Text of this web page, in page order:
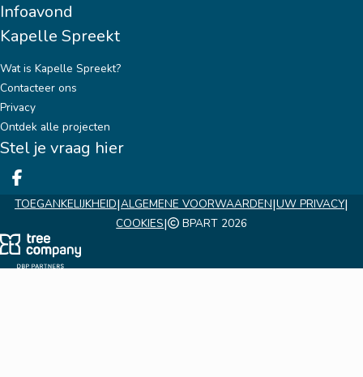
Infoavond
Kapelle Spreekt
Wat is Kapelle Spreekt?
Contacteer ons
Privacy
Ontdek alle projecten
Stel je vraag hier
Deel op facebook
TOEGANKELIJKHEID|ALGEMENE VOORWAARDEN|UW PRIVACY|
COOKIES| BPART 2026